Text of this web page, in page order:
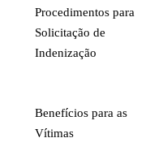
Procedimentos para
Solicitação de
Indenização
Benefícios para as
Vítimas